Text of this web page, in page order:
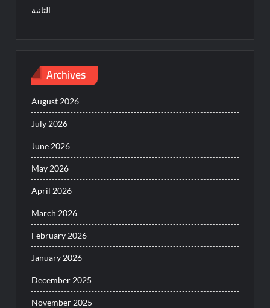
الثانية
Archives
August 2026
July 2026
June 2026
May 2026
April 2026
March 2026
February 2026
January 2026
December 2025
November 2025